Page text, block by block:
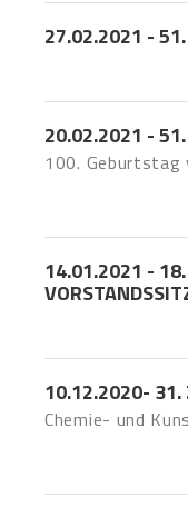
27.02.2021 - 51.
20.02.2021 - 51.
100. Geburtstag
14.01.2021 - 18.
10.12.2020- 31.
Chemie- und